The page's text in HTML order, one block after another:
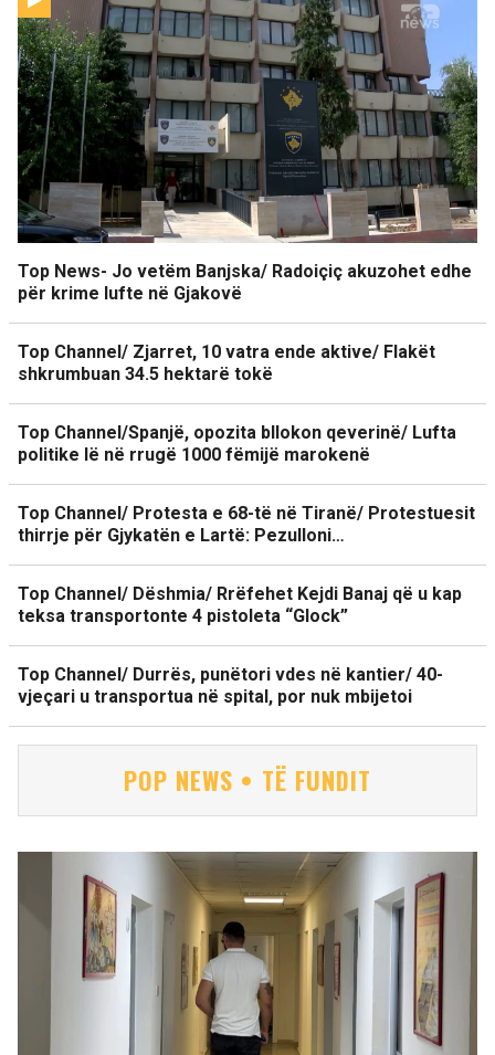
Top News- Jo vetëm Banjska/ Radoiçiç akuzohet edhe
për krime lufte në Gjakovë
Top Channel/ Zjarret, 10 vatra ende aktive/ Flakët
shkrumbuan 34.5 hektarë tokë
Top Channel/Spanjë, opozita bllokon qeverinë/ Lufta
politike lë në rrugë 1000 fëmijë marokenë
Top Channel/ Protesta e 68-të në Tiranë/ Protestuesit
thirrje për Gjykatën e Lartë: Pezulloni…
Top Channel/ Dëshmia/ Rrëfehet Kejdi Banaj që u kap
teksa transportonte 4 pistoleta “Glock”
Top Channel/ Durrës, punëtori vdes në kantier/ 40-
vjeçari u transportua në spital, por nuk mbijetoi
POP NEWS • TË FUNDIT